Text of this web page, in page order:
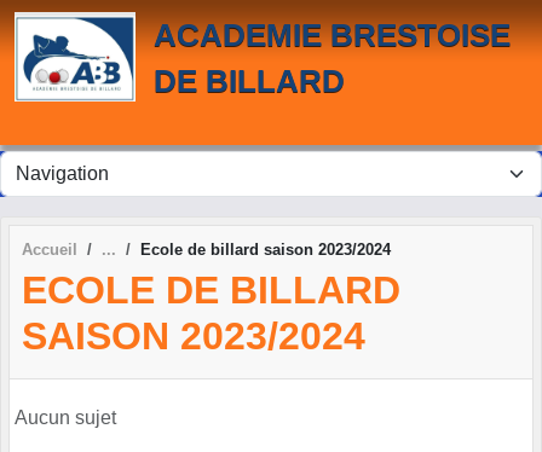
ACADEMIE BRESTOISE
DE BILLARD
Accueil Ecole de billard saison 2023/2024
ECOLE DE BILLARD
SAISON 2023/2024
Aucun sujet
Panneau de gestion des cookies